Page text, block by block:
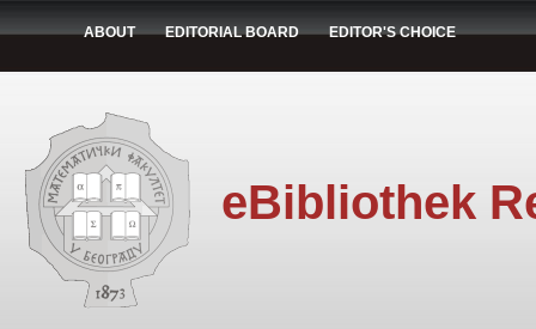
ABOUT EDITORIAL BOARD EDITOR'S CHOICE
eBibliothek